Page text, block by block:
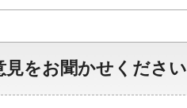
をお聞かせください